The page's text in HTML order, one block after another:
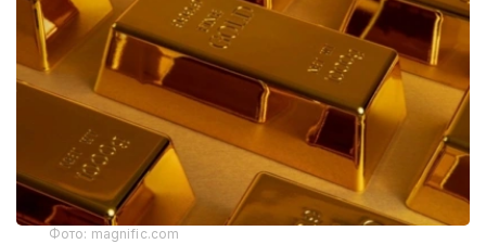
Фото: magnific.com